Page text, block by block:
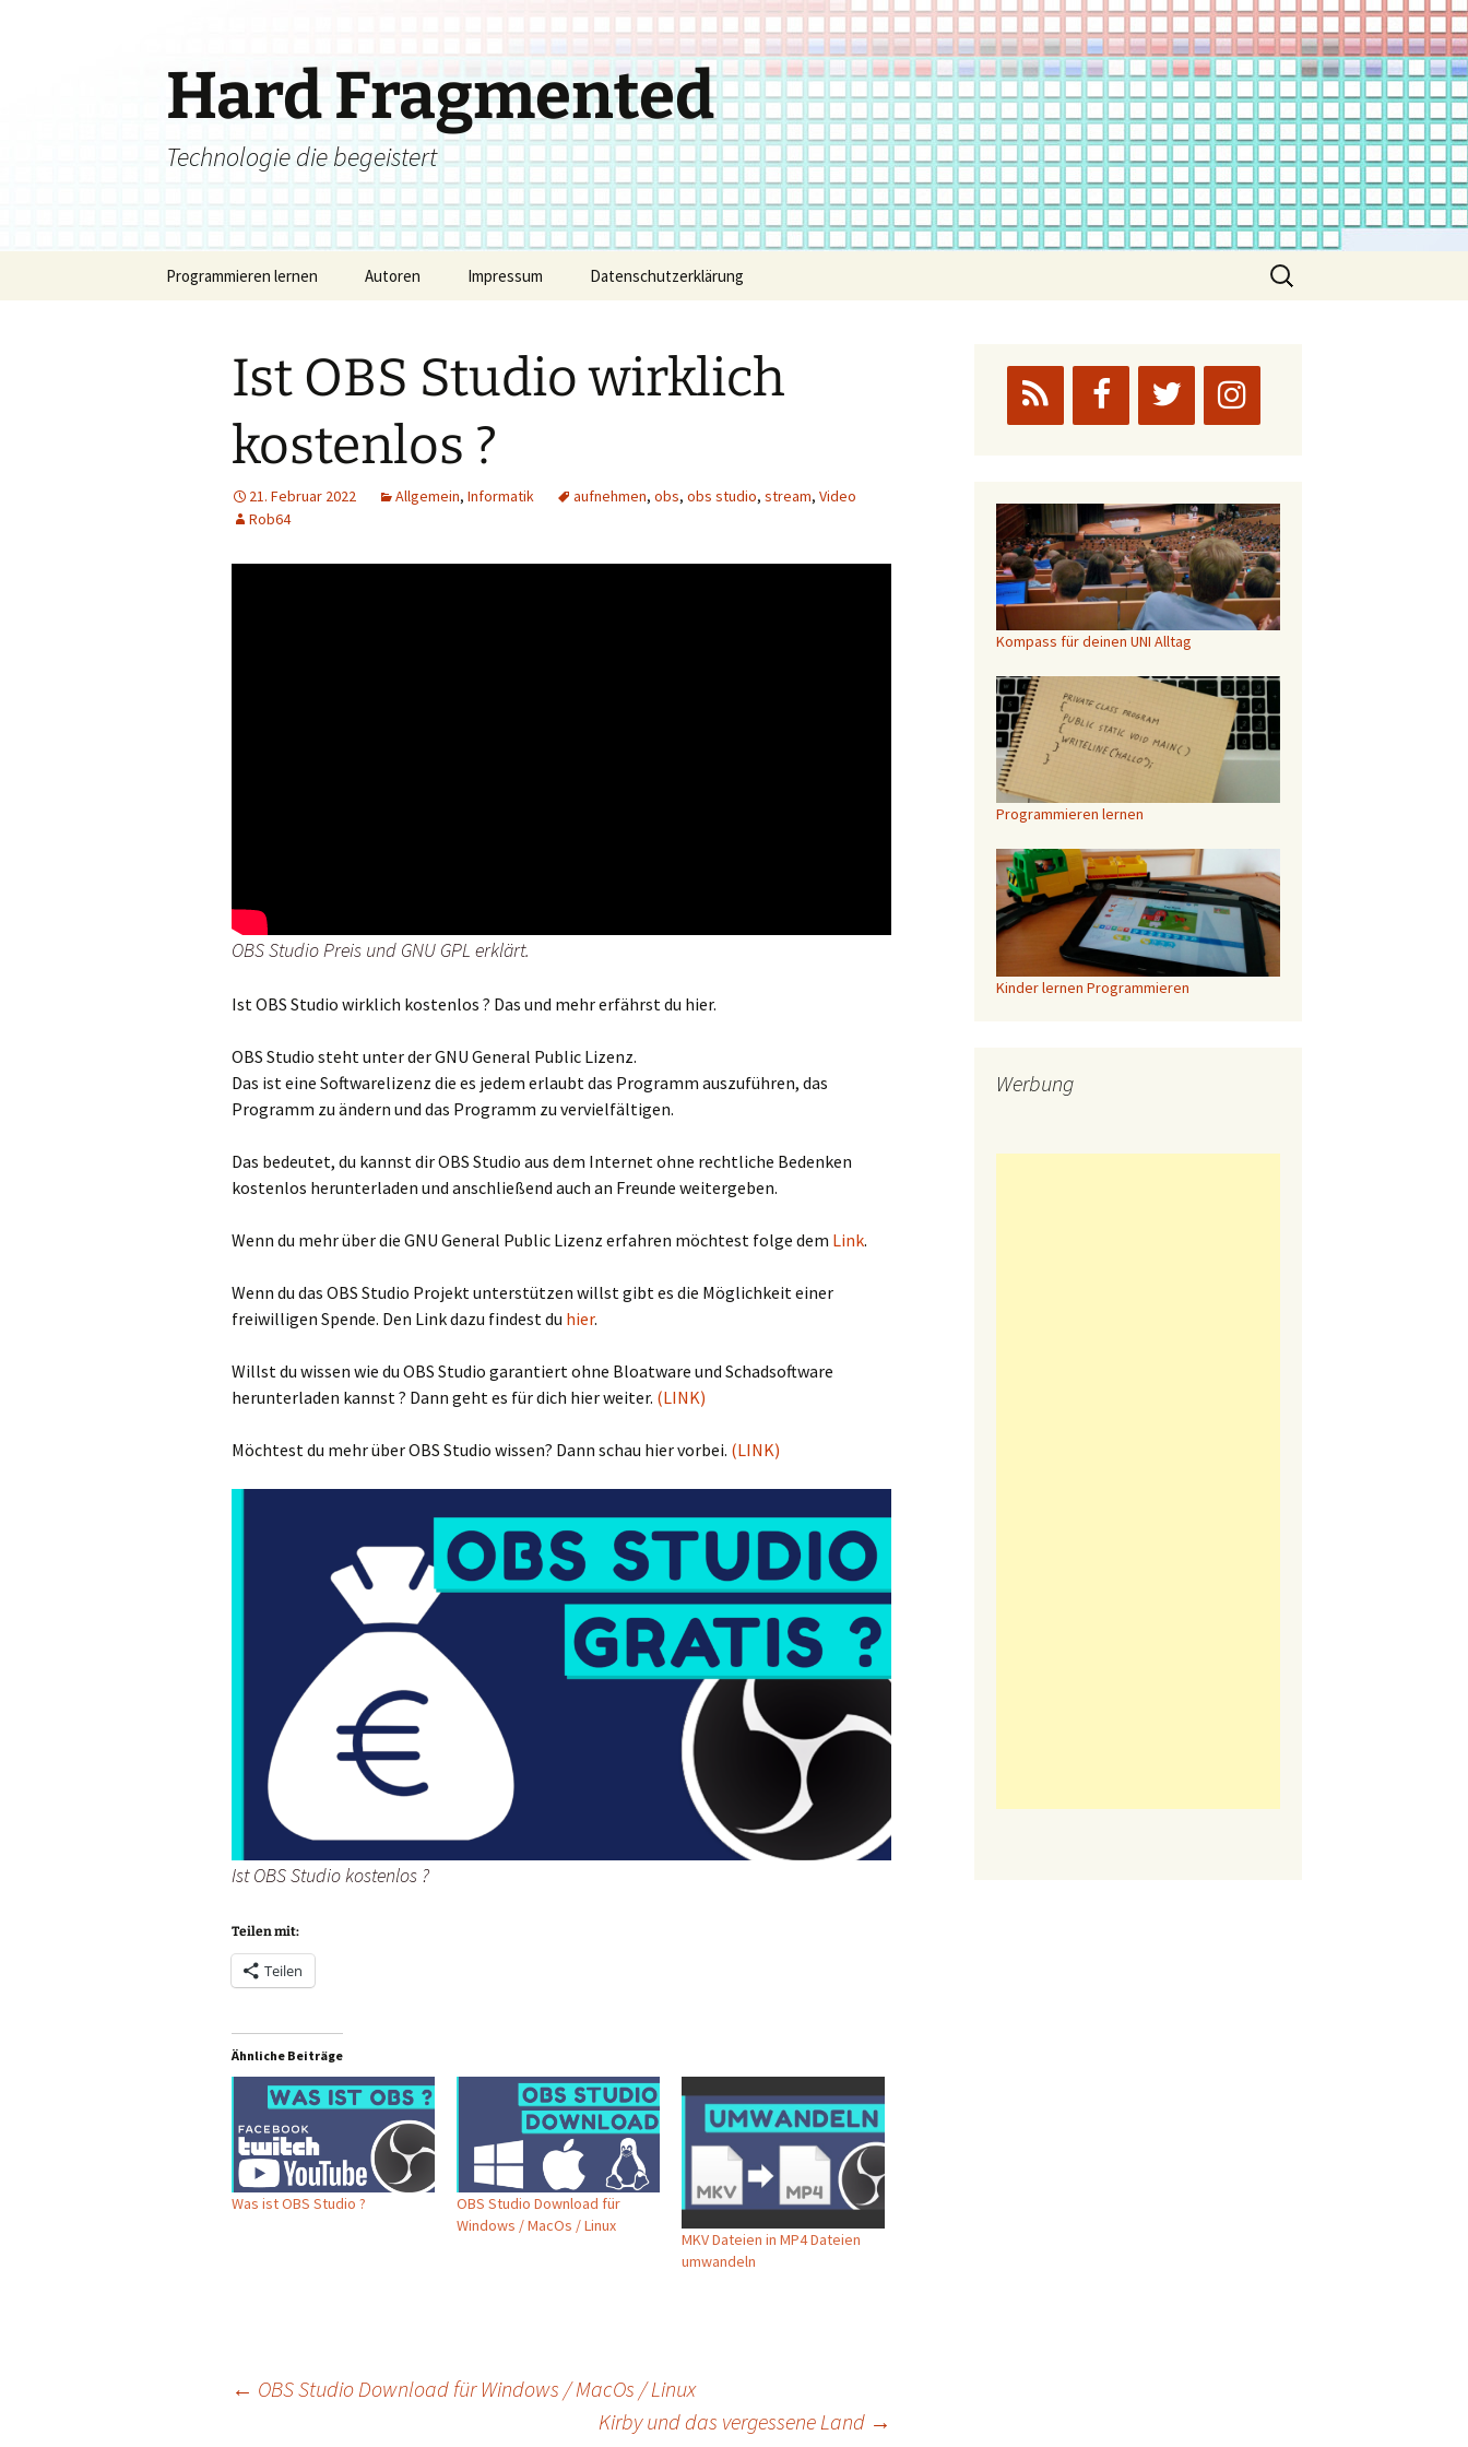
Hard Fragmented
Technologie die begeistert
Programmieren lernen Autoren Impressum Datenschutzerklärung
Suchen
nach:
Ist OBS Studio wirklich
kostenlos ?
21. Februar 2022 Allgemein, Informatik aufnehmen, obs, obs studio, stream, Video
Rob64
OBS Studio Preis und GNU GPL erklärt.
Ist OBS Studio wirklich kostenlos ? Das und mehr erfährst du hier.
OBS Studio steht unter der GNU General Public Lizenz.
Das ist eine Softwarelizenz die es jedem erlaubt das Programm auszuführen, das
Programm zu ändern und das Programm zu vervielfältigen.
Das bedeutet, du kannst dir OBS Studio aus dem Internet ohne rechtliche Bedenken
kostenlos herunterladen und anschließend auch an Freunde weitergeben.
Wenn du mehr über die GNU General Public Lizenz erfahren möchtest folge dem Link.
Wenn du das OBS Studio Projekt unterstützen willst gibt es die Möglichkeit einer
freiwilligen Spende. Den Link dazu findest du hier.
Willst du wissen wie du OBS Studio garantiert ohne Bloatware und Schadsoftware
herunterladen kannst ? Dann geht es für dich hier weiter. (LINK)
Möchtest du mehr über OBS Studio wissen? Dann schau hier vorbei. (LINK)
Ist OBS Studio kostenlos ?
Teilen mit:
Teilen
Ähnliche Beiträge
Was ist OBS Studio ?
OBS Studio Download für
Windows / MacOs / Linux
MKV Dateien in MP4 Dateien
umwandeln
Beitragsnavigation
← OBS Studio Download für Windows / MacOs / Linux
Kirby und das vergessene Land →
Kompass für deinen UNI Alltag
Programmieren lernen
Kinder lernen Programmieren
Werbung